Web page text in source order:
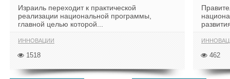
Израиль переходит к практической
реализации национальной программы,
главной целью которой...
ИННОВАЦИИ
1518 462